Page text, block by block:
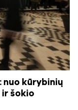
nuo kūrybinių
ir šokio